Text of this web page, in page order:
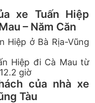
xe Tuấn Hiệp
– Năm Căn
Hiệp ở Bà Rịa-Vũng
Hiệp đi Cà Mau từ
giờ
của nhà xe
Tàu